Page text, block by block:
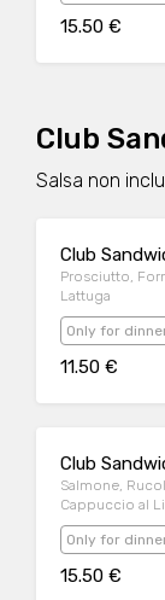
15.50 €
Club
Salsa non
Club
Prosciutto,
Lattuga
Only for
11.50 €
Club
Salmone,
Cappuccio al
Only for
15.50 €